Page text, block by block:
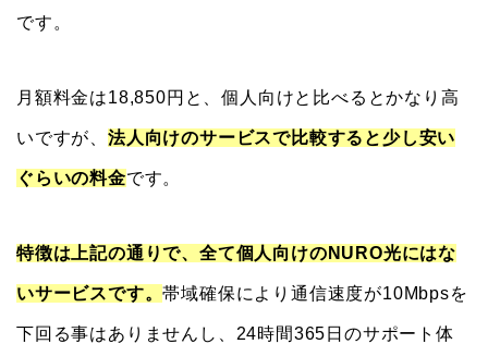
です。
月額料金は18,850円と、個人向けと比べるとかなり高
いですが、 法人向けのサービスで比較すると少し安い
ぐらいの料金です。
特徴は上記の通りで、全て個人向けのNURO光にはな
いサービスです。帯域確保により通信速度が10Mbpsを
下回る事はありませんし、24時間365日のサポート体